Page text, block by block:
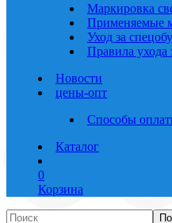
Маркировка
Применяемые
Уход за
Правила ухода
Новости
цены-опт
Способы
Каталог
0
Корзина